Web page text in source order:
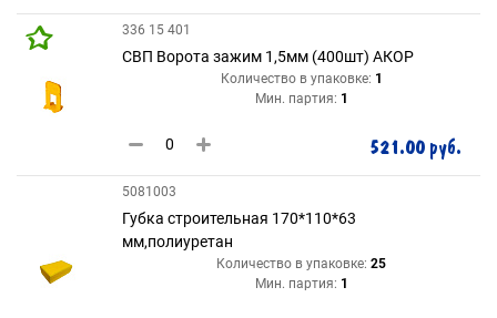
336 15 401
СВП Ворота зажим 1,5мм (400шт) АКОР
Количество в упаковке: 1
Мин. партия: 1
521.00 руб.
5081003
Губка строительная 170*110*63
мм,полиуретан
Количество в упаковке: 25
Мин. партия: 1